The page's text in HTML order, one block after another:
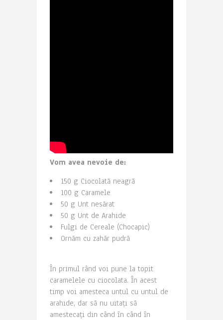
Vom avea nevoie de:
150 g Ciocolată neagră
100 g Caramele
50 g Unt nesărat
50 g Unt de Arahide
Fulgi de Cereale (Chocapic)
Ornăm cu zahăr pudră
În primul rând voi pune la topit
caramelele cu ciocolata. În acest
timp voi amesteca untul cu untul de
arahide, dar să nu uitați să
amestecați din când în când în